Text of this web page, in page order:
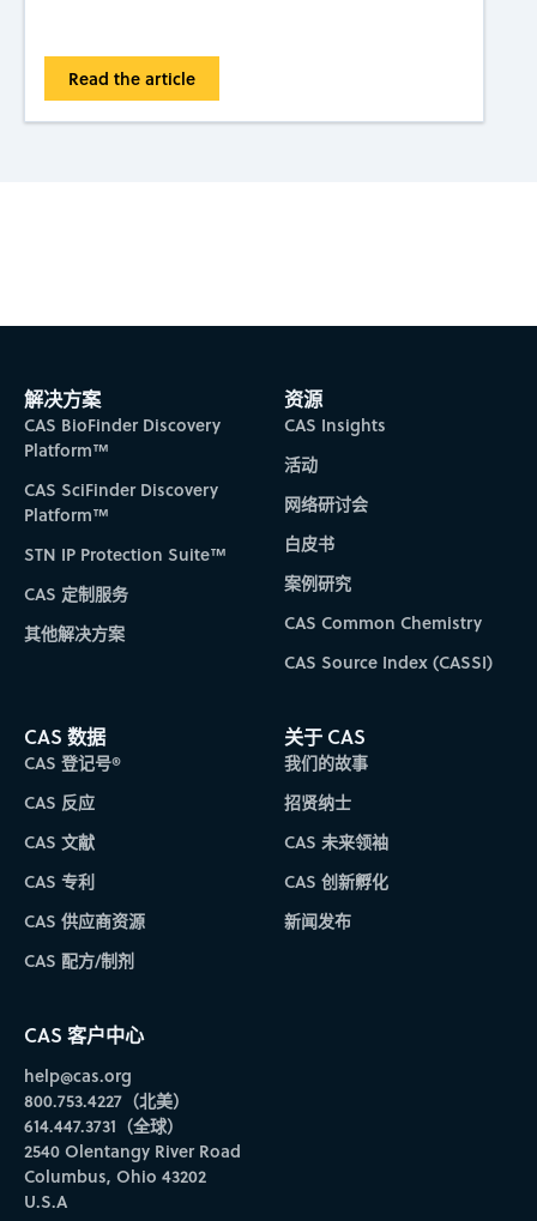
Read the article
Subscribe to CAS Insights
解决方案
CAS BioFinder Discovery
Platform™
CAS SciFinder Discovery
Platform™
STN IP Protection Suite™
CAS 定制服务
其他解决方案
资源
CAS Insights
活动
网络研讨会
白皮书
案例研究
CAS Common Chemistry
CAS Source Index (CASSI)
CAS 数据
CAS 登记号®
CAS 反应
CAS 文献
CAS 专利
CAS 供应商资源
CAS 配方/制剂
关于 CAS
我们的故事
招贤纳士
CAS 未来领袖
CAS 创新孵化
新闻发布
CAS 客户中心
help@cas.org
800.753.4227（北美）
614.447.3731（全球）
2540 Olentangy River Road
Columbus, Ohio 43202
U.S.A